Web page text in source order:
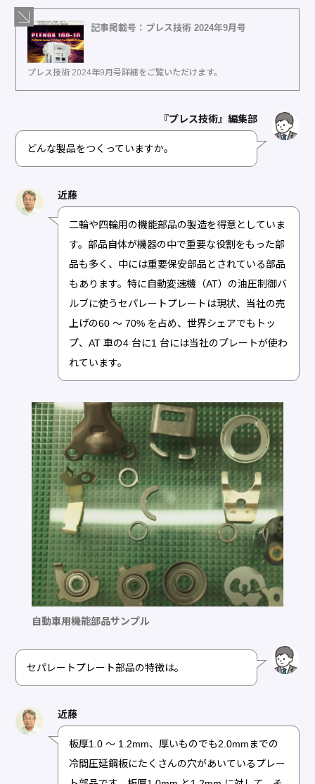
記事掲載号：プレス技術 2024年9月号
プレス技術 2024年9月号詳細をご覧いただけます。
『プレス技術』編集部
どんな製品をつくっていますか。
近藤
二輪や四輪用の機能部品の製造を得意としていま
す。部品自体が機器の中で重要な役割をもった部
品も多く、中には重要保安部品とされている部品
もあります。特に自動変速機（AT）の油圧制御バ
ルブに使うセパレートプレートは現状、当社の売
上げの60 ～ 70% を占め、世界シェアでもトッ
プ、AT 車の4 台に1 台には当社のプレートが使わ
れています。
自動車用機能部品サンプル
セパレートプレート部品の特徴は。
近藤
板厚1.0 ～ 1.2mm、厚いものでも2.0mmまでの
冷間圧延鋼板にたくさんの穴があいているプレー